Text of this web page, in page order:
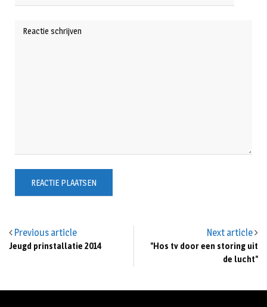
Previous article
Jeugd prinstallatie 2014
Next article
"Hos tv door een storing uit
de lucht"